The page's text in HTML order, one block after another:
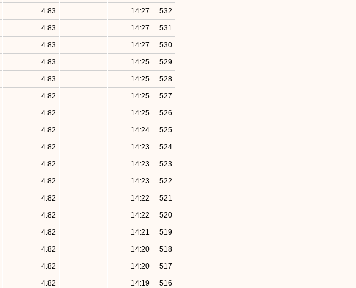
532
14:27
4.83
531
14:27
4.83
530
14:27
4.83
529
14:25
4.83
528
14:25
4.83
527
14:25
4.82
526
14:25
4.82
525
14:24
4.82
524
14:23
4.82
523
14:23
4.82
522
14:23
4.82
521
14:22
4.82
520
14:22
4.82
519
14:21
4.82
518
14:20
4.82
517
14:20
4.82
516
14:19
4.82